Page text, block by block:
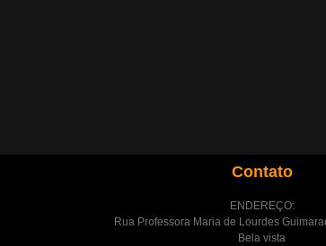
Contato
ENDEREÇO:
Rua Professora Maria de Lourdes
Bela vista